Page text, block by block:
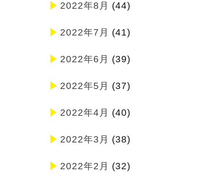
2022年8月 (44)
2022年7月 (41)
2022年6月 (39)
2022年5月 (37)
2022年4月 (40)
2022年3月 (38)
2022年2月 (32)